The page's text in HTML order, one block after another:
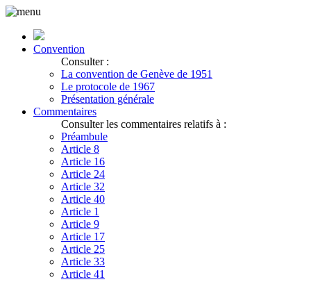
Convention
Consulter :
La convention de Genève de 1951
Le protocole de 1967
Présentation générale
Commentaires
Consulter les commentaires relatifs à :
Préambule
Article 8
Article 16
Article 24
Article 32
Article 40
Article 1
Article 9
Article 17
Article 25
Article 33
Article 41